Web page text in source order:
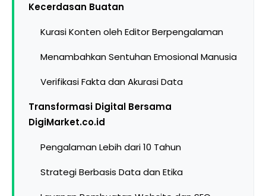
Kecerdasan Buatan
Kurasi Konten oleh Editor Berpengalaman
Menambahkan Sentuhan Emosional Manusia
Verifikasi Fakta dan Akurasi Data
Transformasi Digital Bersama
DigiMarket.co.id
Pengalaman Lebih dari 10 Tahun
Strategi Berbasis Data dan Etika